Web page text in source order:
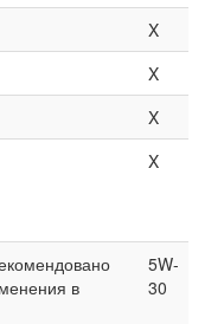
X
X
X
X
в
5W-
30